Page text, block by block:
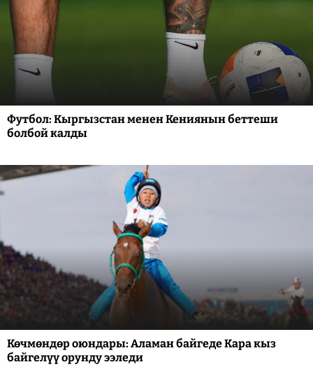
Футбол: Кыргызстан менен Кениянын беттеши
болбой калды
Көчмөндөр оюндары: Аламан байгеде Кара кыз
байгелүү орунду ээледи